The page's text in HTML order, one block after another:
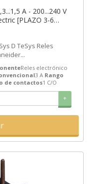
A - 200...240 V
[PLAZO 3-6
D TeSys Reles
Reles electrónico
3 A Rango
de contactos1 C/O
+